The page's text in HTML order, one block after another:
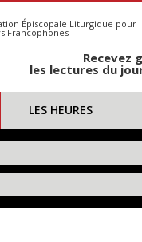
Épiscopale Liturgique pour
Francophones
Recevez
les lectures du
LES HEURES